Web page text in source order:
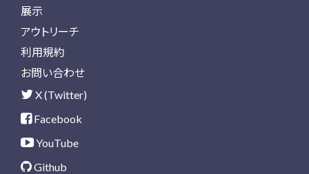
展示
アウトリーチ
利用規約
お問い合わせ
X (Twitter)
Facebook
YouTube
Github